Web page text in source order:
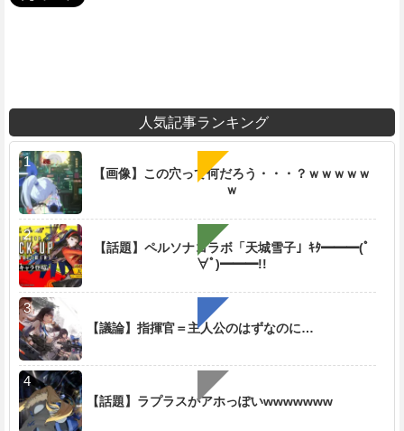
人気記事ランキング
【画像】この穴って何だろう・・・？ｗｗｗｗｗ
ｗ
【話題】ペルソナコラボ「天城雪子」ｷﾀ━━━(ﾟ
∀ﾟ)━━━!!
【議論】指揮官＝主人公のはずなのに…
【話題】ラプラスがアホっぽいwwwwwww